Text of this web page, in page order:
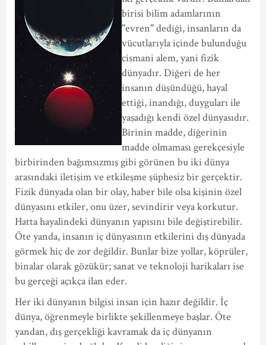
birisi bilim adamlarının
"evren" dediği, insanların da
vücutlarıyla içinde bulunduğu
cismani alem, yani fizik
dünyadır. Diğeri de her
insanın düşündüğü, hayal
ettiği, inandığı, duyguları ile
yaşadığı kendi özel dünyasıdır.
Birinin madde, diğerinin
madde olmaması gerekçesiyle
birbirinden bağımsızmış gibi görünen bu iki dünya
arasındaki iletişim ve etkileşme şüphesiz bir gerçektir.
Fizik dünyada olan bir olay, haber bile olsa kişinin özel
dünyasını etkiler, onu üzer, sevindirir veya korkutur.
Hatta hayalindeki dünyanın yapısını bile değiştirebilir.
Öte yanda, insanın iç dünyasının etkilerini dış dünyada
görmek hiç de zor değildir. Bunlar bize yollar, köprüler,
binalar olarak gözükür; sanat ve teknoloji harikaları ise
bu gerçeği açıkça ilan eder.
Her iki dünyanın bilgisi insan için hazır değildir. İç
dünya, öğrenmeyle birlikte şekillenmeye başlar. Öte
yandan, dış gerçekliği kavramak da iç dünyanın